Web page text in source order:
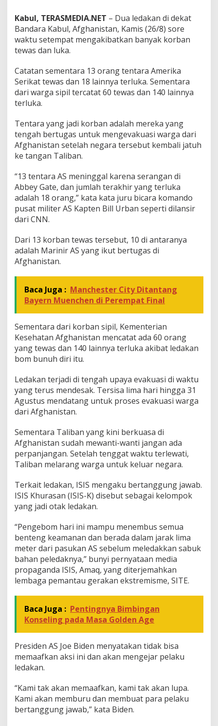
n
t
a
r
m
r
i
S
r
i
k
t
Kabul, TERASMEDIA.NET – Dua ledakan di dekat
Bandara Kabul, Afghanistan, Kamis (26/8) sore
waktu setempat mengakibatkan banyak korban
tewas dan luka.
Catatan sementara 13 orang tentara Amerika
Serikat tewas dan 18 lainnya terluka. Sementara
dari warga sipil tercatat 60 tewas dan 140 lainnya
terluka.
Tentara yang jadi korban adalah mereka yang
tengah bertugas untuk mengevakuasi warga dari
Afghanistan setelah negara tersebut kembali jatuh
ke tangan Taliban.
“13 tentara AS meninggal karena serangan di
Abbey Gate, dan jumlah terakhir yang terluka
adalah 18 orang,” kata kata juru bicara komando
pusat militer AS Kapten Bill Urban seperti dilansir
dari CNN.
Dari 13 korban tewas tersebut, 10 di antaranya
adalah Marinir AS yang ikut bertugas di
Afghanistan.
Baca Juga : Manchester City Ditantang
Bayern Muenchen di Perempat Final
Sementara dari korban sipil, Kementerian
Kesehatan Afghanistan mencatat ada 60 orang
yang tewas dan 140 lainnya terluka akibat ledakan
bom bunuh diri itu.
Ledakan terjadi di tengah upaya evakuasi di waktu
yang terus mendesak. Tersisa lima hari hingga 31
Agustus mendatang untuk proses evakuasi warga
dari Afghanistan.
Sementara Taliban yang kini berkuasa di
Afghanistan sudah mewanti-wanti jangan ada
perpanjangan. Setelah tenggat waktu terlewati,
Taliban melarang warga untuk keluar negara.
Terkait ledakan, ISIS mengaku bertanggung jawab.
ISIS Khurasan (ISIS-K) disebut sebagai kelompok
yang jadi otak ledakan.
“Pengebom hari ini mampu menembus semua
benteng keamanan dan berada dalam jarak lima
meter dari pasukan AS sebelum meledakkan sabuk
bahan peledaknya,” bunyi pernyataan media
propaganda ISIS, Amaq, yang diterjemahkan
lembaga pemantau gerakan ekstremisme, SITE.
Baca Juga : Pentingnya Bimbingan
Konseling pada Masa Golden Age
Presiden AS Joe Biden menyatakan tidak bisa
memaafkan aksi ini dan akan mengejar pelaku
ledakan.
“Kami tak akan memaafkan, kami tak akan lupa.
Kami akan memburu dan membuat para pelaku
bertanggung jawab,” kata Biden.